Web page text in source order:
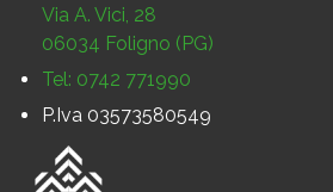
Via A. Vici, 28
06034 Foligno (PG)
Tel: 0742 771990
P.Iva 03573580549